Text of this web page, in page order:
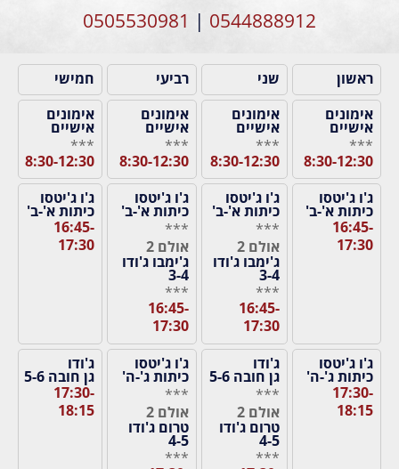
0544888912
|
0505530981
ראשון שני רביעי
חמישי
אימונים
אישיים
***
8:30-12:30
אימונים
אישיים
***
8:30-12:30
אימונים
אישיים
***
8:30-12:30
אימונים
אישיים
***
8:30-12:30
ג'ו ג'יטסו
כיתות א'-ב'
16:45-
17:30
ג'ו ג'יטסו
כיתות א'-ב'
***
אולם 2
ג'ימבו ג'ודו
3-4
***
16:45-
17:30
ג'ו ג'יטסו
כיתות א'-ב'
***
אולם 2
ג'ימבו ג'ודו
3-4
***
16:45-
17:30
ג'ו ג'יטסו
כיתות א'-ב'
16:45-
17:30
ג'ו ג'יטסו
כיתות ג'-ה'
17:30-
18:15
ג'ודו
גן חובה 5-6
***
אולם 2
טרום ג'ודו
4-5
***
ג'ו ג'יטסו
כיתות ג'-ה'
***
אולם 2
טרום ג'ודו
4-5
***
ג'ודו
גן חובה 5-6
17:30-
18:15